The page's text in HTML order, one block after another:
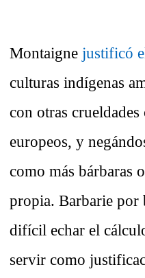
Montaigne justificó
culturas indígenas
con otras
europeos, y
como más bárbaras
propia. Barbarie por
difícil echar el
servir como